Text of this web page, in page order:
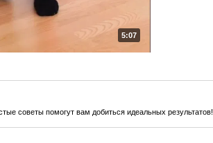
5:07
советы помогут вам добиться идеальных результатов!